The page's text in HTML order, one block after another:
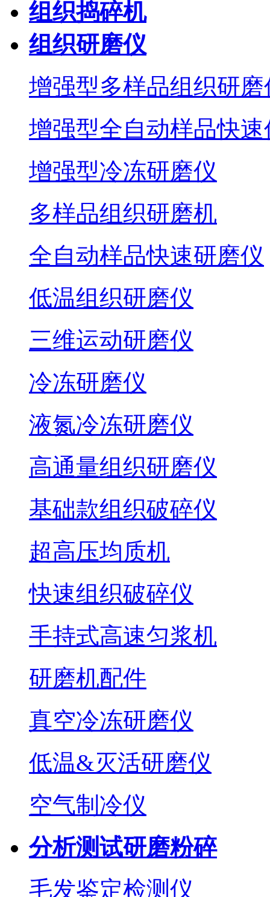
组织捣碎机
组织研磨仪
增强型多样品组织研磨
增强型全自动样品快速
增强型冷冻研磨仪
多样品组织研磨机
全自动样品快速研磨仪
低温组织研磨仪
三维运动研磨仪
冷冻研磨仪
液氮冷冻研磨仪
高通量组织研磨仪
基础款组织破碎仪
超高压均质机
快速组织破碎仪
手持式高速匀浆机
研磨机配件
真空冷冻研磨仪
低温&灭活研磨仪
空气制冷仪
分析测试研磨粉碎
毛发鉴定检测仪